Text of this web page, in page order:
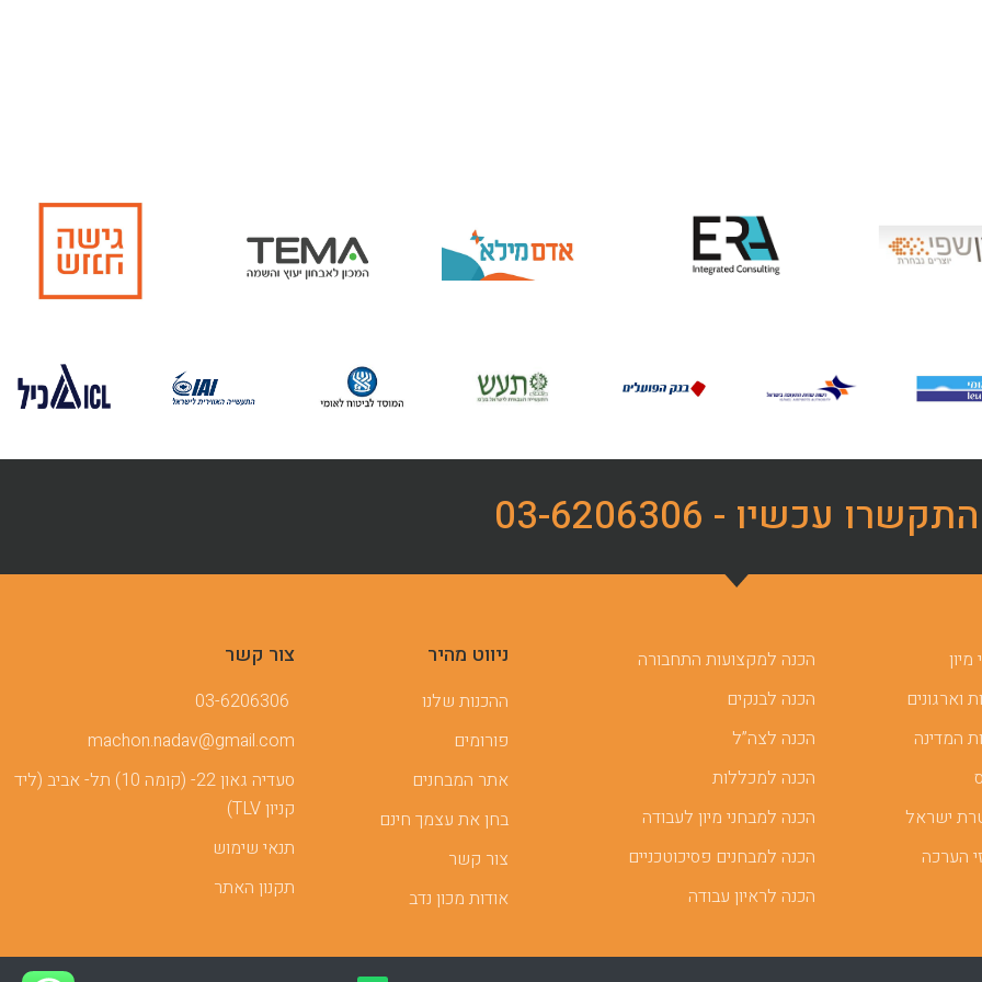
התקשרו עכשיו - 03-6206306
וארגונים
המדינה
ישראל
הערכה
הכנה למקצועות התחבורה
הכנה לבנקים
הכנה לצה”ל
הכנה למכללות
הכנה למבחני מיון לעבודה
הכנה למבחנים פסיכוטכניים
הכנה לראיון עבודה
ניווט מהיר
ההכנות שלנו
פורומים
אתר המבחנים
בחן את עצמך חינם
צור קשר
אודות מכון נדב
צור קשר
03-6206306
machon.nadav@gmail.com
סעדיה גאון 22- (קומה 10) תל- אביב (ליד
קניון TLV)
תנאי שימוש
תקנון האתר